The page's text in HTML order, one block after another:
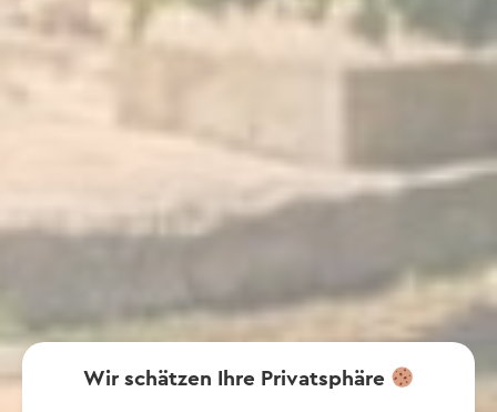
Wir schätzen Ihre Privatsphäre